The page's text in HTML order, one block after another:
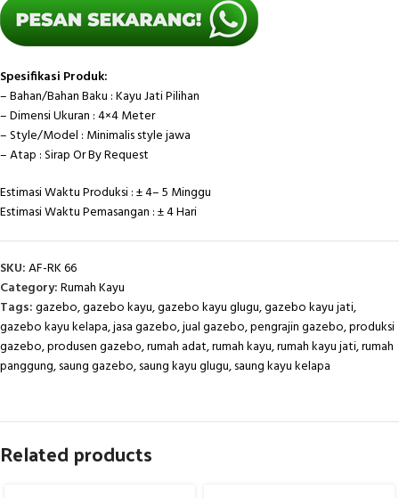
Spesifikasi Produk:
– Bahan/Bahan Baku : Kayu Jati Pilihan
– Dimensi Ukuran : 4×4 Meter
– Style/Model : Minimalis style jawa
– Atap : Sirap Or By Request
Estimasi Waktu Produksi : ± 4– 5 Minggu
Estimasi Waktu Pemasangan : ± 4 Hari
SKU:AF-RK 66
Category:Rumah Kayu
Tags:gazebo,gazebo kayu,gazebo kayu glugu,gazebo kayu jati,
gazebo kayu kelapa,jasa gazebo,jual gazebo,pengrajin gazebo,produksi
gazebo,produsen gazebo,rumah adat,rumah kayu,rumah kayu jati,rumah
panggung,saung gazebo,saung kayu glugu,saung kayu kelapa
Related products